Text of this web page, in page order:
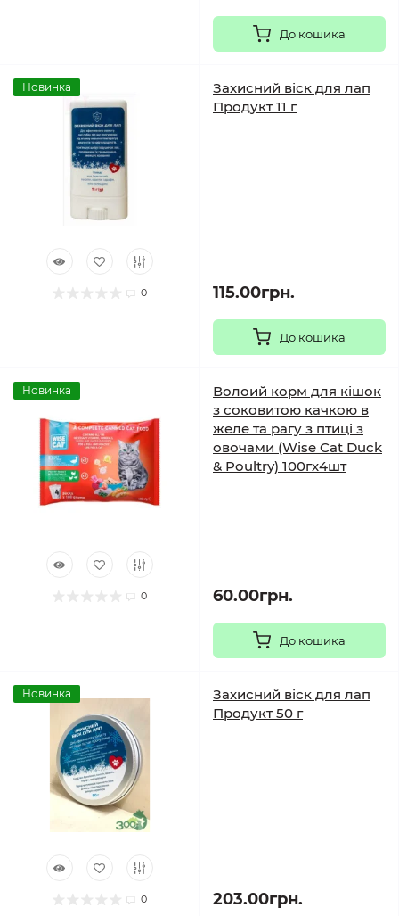
До кошика
Новинка
0
Захисний віск для лап
Продукт 11 г
115.00грн.
До кошика
Новинка
0
Волоий корм для кішок
з соковитою качкою в
желе та рагу з птиці з
овочами (Wise Cat Duck
& Poultry) 100гх4шт
60.00грн.
До кошика
Новинка
0
Захисний віск для лап
Продукт 50 г
203.00грн.